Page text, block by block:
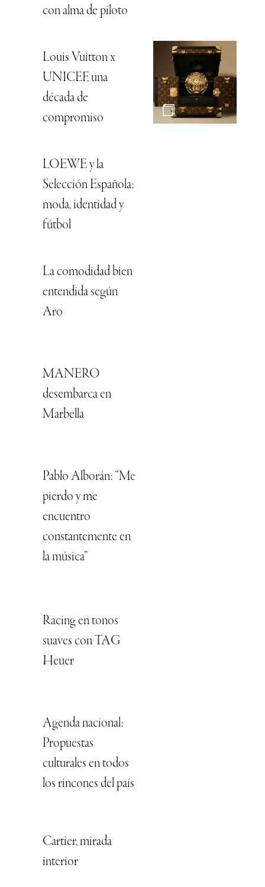
con alma de piloto
Louis Vuitton x
UNICEF, una
década de
compromiso
LOEWE y la
Selección Española:
moda, identidad y
fútbol
La comodidad bien
entendida según
Aro
MANERO
desembarca en
Marbella
Pablo Alborán: “Me
pierdo y me
encuentro
constantemente en
la música”
Racing en tonos
suaves con TAG
Heuer
Agenda nacional:
Propuestas
culturales en todos
los rincones del país
Cartier, mirada
interior